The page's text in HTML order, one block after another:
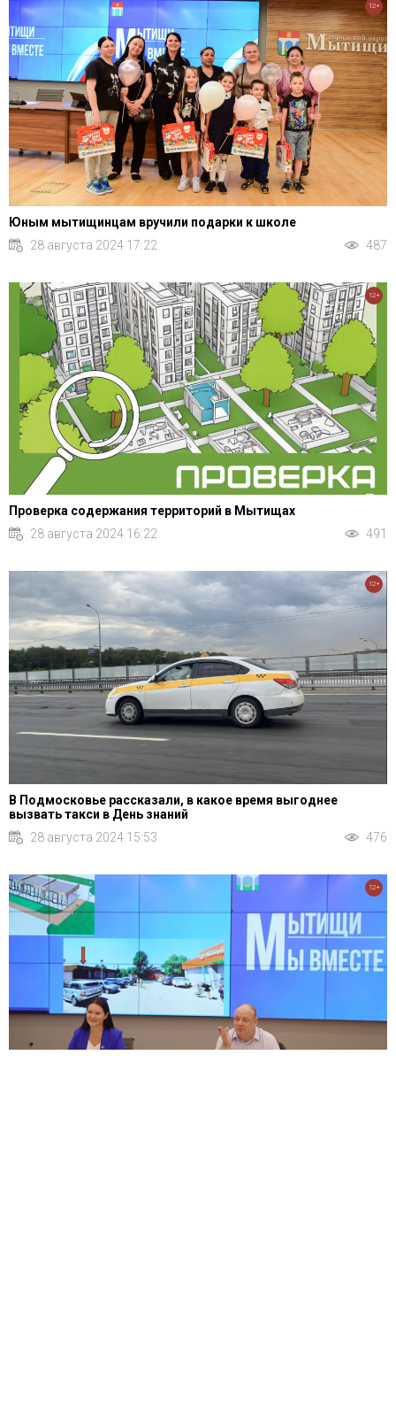
Юным мытищинцам вручили подарки к школе
28 августа 2024 17:22
487
12+
Проверка содержания территорий в Мытищах
28 августа 2024 16:22
491
12+
В Подмосковье рассказали, в какое время выгоднее
вызвать такси в День знаний
28 августа 2024 15:53
476
12+
12+